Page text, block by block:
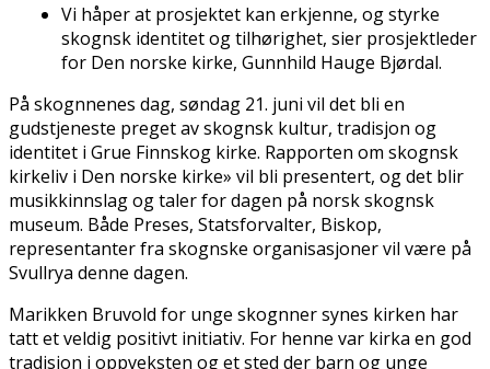
Vi håper at prosjektet kan erkjenne, og styrke
skogfinsk identitet og tilhørighet, sier prosjektleder
for Den norske kirke, Gunnhild Hauge Bjørdal.
På skogfinnenes dag, søndag 21. juni vil det bli en
gudstjeneste preget av skogfinsk kultur, tradisjon og
identitet i Grue Finnskog kirke. Rapporten om skogfinsk
kirkeliv i Den norske kirke» vil bli presentert, og det blir
musikkinnslag og taler for dagen på norsk skogfinsk
museum. Både Preses, Statsforvalter, Biskop,
representanter fra skogfinske organisasjoner vil være på
Svullrya denne dagen.
Marikken Bruvold for unge skogfinner synes kirken har
tatt et veldig positivt initiativ. For henne var kirka en god
tradisjon i oppveksten og et sted der barn og unge